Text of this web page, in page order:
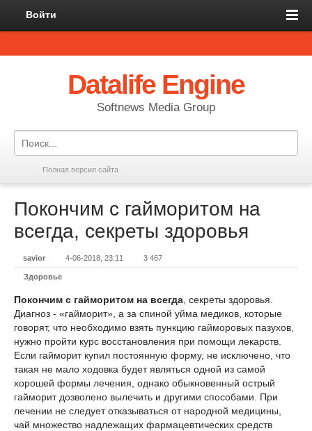
Войти
Datalife Engine
Softnews Media Group
Полная версия сайта
Покончим с гайморитом на
всегда, секреты здоровья
savior 4-06-2018, 23:11 3 467
Здоровье
Покончим с гайморитом на всегда , секреты здоровья.
Диагноз - «гайморит», а за спиной уйма медиков, которые
говорят, что необходимо взять пункцию гайморовых пазухов,
нужно пройти курс восстановления при помощи лекарств.
Если гайморит купил постоянную форму, не исключено, что
такая не мало ходовка будет являться одной из самой
хорошей формы лечения, однако обыкновенный острый
гайморит дозволено вылечить и другими способами. При
лечении не следует отказываться от народной медицины,
чай множество надлежащих фармацевтических средств